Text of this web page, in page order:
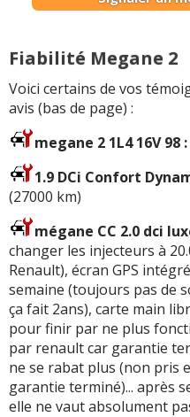
Fiabilité Megane 2
Voici certains de vos
avis (bas de page) :
megane 2 1L4 16V 98 :
1.9 DCi Confort
(27000 km)
mégane CC 2.0 dci
changer les injecteurs à
Renault), écran GPS
semaine (toujours pas de
ça fait 2ans), carte main
pour finir par ne plus
par renault car garantie
ne se rabat plus (non pris
garantie terminé)... après
elle ne vaut absolument